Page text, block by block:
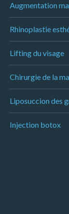
Augmentation
Rhinoplastie
Lifting du visage
Chirurgie de la
Liposuccion des
Injection botox